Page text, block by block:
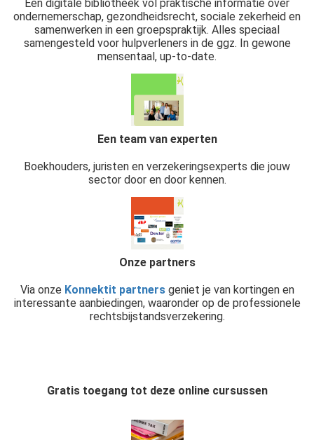
Een digitale bibliotheek vol praktische informatie over
ondernemerschap, gezondheidsrecht, sociale zekerheid en
samenwerken in een groepspraktijk. Alles speciaal
samengesteld voor hulpverleners in de ggz. In gewone
mensentaal, up-to-date.
Een team van experten
Boekhouders, juristen en verzekeringsexperts die jouw
sector door en door kennen.
Onze partners
Via onze Konnektit partners geniet je van kortingen en
interessante aanbiedingen, waaronder op de professionele
rechtsbijstandsverzekering.
Gratis toegang tot deze online cursussen